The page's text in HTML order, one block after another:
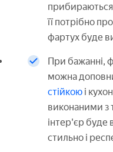
її потрібно
фартух буде
При бажанні,
можна
стійкою і
виконаними з
інтер'єр буде
стильно і